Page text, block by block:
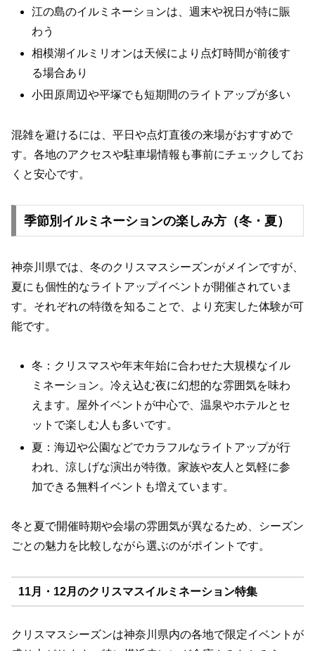
江の島のイルミネーションは、週末や祝日が特に賑
わう
相模湖イルミリオンは天候により点灯時間が前後す
る場合あり
小田原周辺や平塚でも短期間のライトアップが多い
混雑を避けるには、平日や点灯直後の来場がおすすめで
す。各地のアクセスや駐車場情報も事前にチェックしてお
くと安心です。
季節別イルミネーションの楽しみ方（冬・夏）
神奈川県では、冬のクリスマスシーズンがメインですが、
夏にも個性的なライトアップイベントが開催されていま
す。それぞれの特徴を知ることで、より充実した体験が可
能です。
冬：クリスマスや年末年始に合わせた大規模なイル
ミネーション。冷え込む夜に幻想的な雰囲気を味わ
えます。屋外イベントが中心で、温泉やホテルとセ
ットで楽しむ人も多いです。
夏：海辺や公園などでカラフルなライトアップが行
われ、涼しげな演出が特徴。家族や友人と気軽に参
加できる無料イベントも増えています。
冬と夏で開催時期や会場の雰囲気が異なるため、シーズン
ごとの魅力を比較しながら選ぶのがポイントです。
11月・12月のクリスマスイルミネーション特集
クリスマスシーズンは神奈川県内の各地で限定イベントが